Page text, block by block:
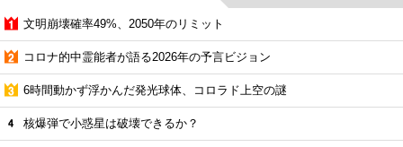
文明崩壊確率49%、2050年のリミット
コロナ的中霊能者が語る2026年の予言ビジョン
6時間動かず浮かんだ発光球体、コロラド上空の謎
核爆弾で小惑星は破壊できるか？